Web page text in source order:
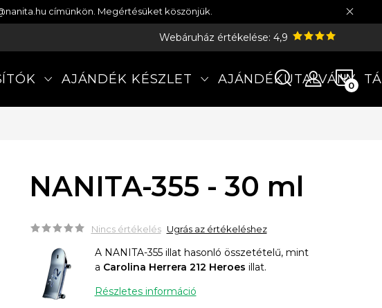
címünkön. Megértésüket köszönjük.
Webáruház értékelése: 4,9
AJÁNDÉK KÉSZLET AJÁNDÉKUTALVÁNY
NANITA-355 - 30 ml
Nincs értékelés Ugrás az értékeléshez
A NANITA-355 illat hasonló összetételű, mint
a Carolina Herrera 212 Heroes illat.
Részletes információ